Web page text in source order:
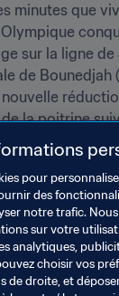
minutes que
sur la ligne
de Bounedjah
la poitrine
(3:2, 85’).
le cadre et
et voyait
Une
à l’Argentine.
eux le
pour
des
notre trafic.
sur votre
analytiques,
choisir vos
de droite, et